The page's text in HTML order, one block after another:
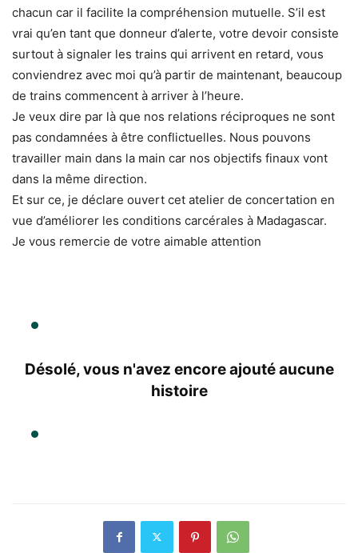
chacun car il facilite la compréhension mutuelle. S’il est
vrai qu’en tant que donneur d’alerte, votre devoir consiste
surtout à signaler les trains qui arrivent en retard, vous
conviendrez avec moi qu’à partir de maintenant, beaucoup
de trains commencent à arriver à l’heure.
Je veux dire par là que nos relations réciproques ne sont
pas condamnées à être conflictuelles. Nous pouvons
travailler main dans la main car nos objectifs finaux vont
dans la même direction.
Et sur ce, je déclare ouvert cet atelier de concertation en
vue d’améliorer les conditions carcérales à Madagascar.
Je vous remercie de votre aimable attention
Désolé, vous n'avez encore ajouté aucune
histoire